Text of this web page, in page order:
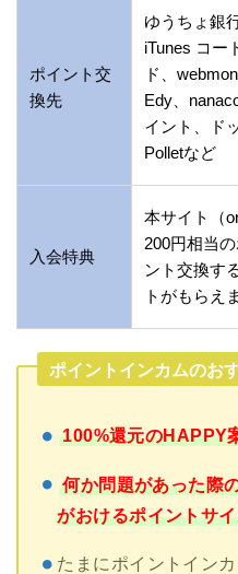
ポイント交
換先
ゆうちょ銀
iTunes コー
ド、
Edy、
イント、ド
Polletなど
入会特典
本サイト（
200円相当
ント交換す
トがもらえ
ポイントインカムのお
100%還元のHAPPY
何か問題があった際
がおけるポイントサ
たまにポイントイン